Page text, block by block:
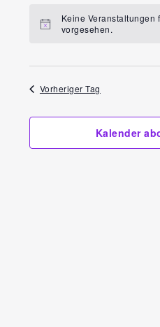
wählen.
Keine Veranstaltungen
vorgesehen.
Vorheriger Tag
Kalender